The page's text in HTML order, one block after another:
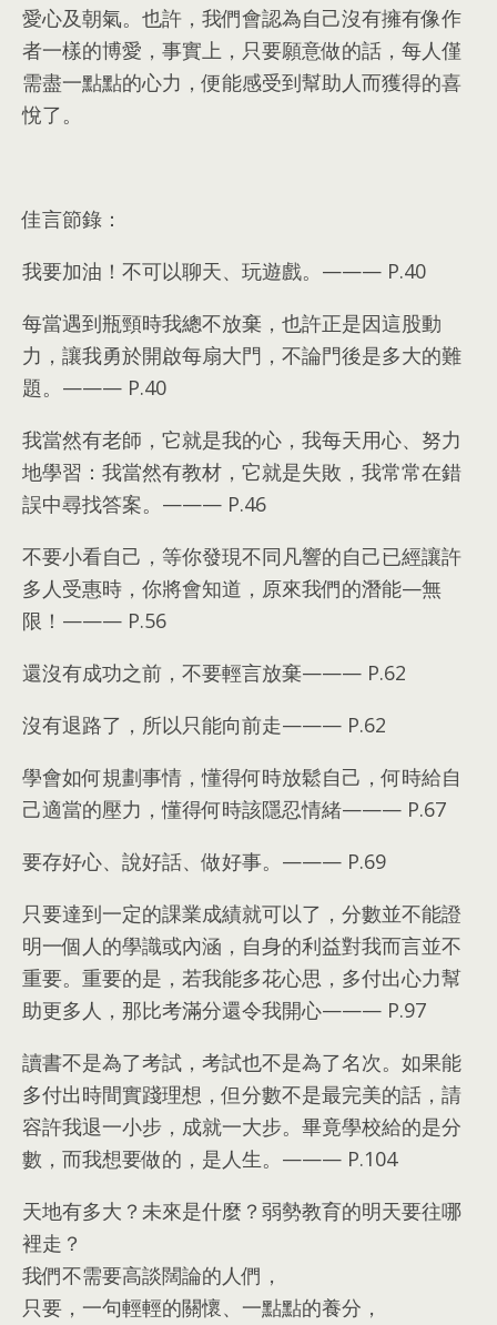
愛心及朝氣。 也許 ， 我們會認為自己沒有擁有像作
者一樣的博愛 ， 事實上 ， 只要願意做的話 ， 每人僅
需盡一點點的心力 ，便能感受到幫助人而獲得的喜
悅了。
佳言節錄 ：
我要加油！不可以聊天、 玩遊戲。——— P.40
每當遇到瓶頸時我總不放棄 ， 也許正是因這股動
力 ， 讓我勇於開啟每扇大門 ， 不論門後是多大的難
題。——— P.40
我當然有老師 ， 它就是我的心 ， 我每天用心、 努力
地學習 ： 我當然有教材 ， 它就是失敗 ， 我常常在錯
誤中尋找答案。——— P.46
不要小看自己 ， 等你發現不同凡響的自己已經讓許
多人受惠時 ， 你將會知道 ， 原來我們的潛能—無
限！ ——— P.56
還沒有成功之前 ， 不要輕言放棄——— P.62
沒有退路了 ， 所以只能向前走——— P.62
學會如何規劃事情 ，懂得何時放鬆自己 ，何時給自
己適當的壓力 ，懂得何時該隱忍情緒——— P.67
要存好心、 說好話、做好事。——— P.69
只要達到一定的課業成績就可以了 ， 分數並不能證
明一個人的學識或內涵 ， 自身的利益對我而言並不
重要。 重要的是 ， 若我能多花心思 ， 多付出心力幫
助更多人 ， 那比考滿分還令我開心——— P.97
讀書不是為了考試 ， 考試也不是為了名次。 如果能
多付出時間實踐理想 ，但分數不是最完美的話 ， 請
容許我退一小步 ， 成就一大步。 畢竟學校給的是分
數 ， 而我想要做的 ， 是人生。——— P.104
天地有多大？未來是什麼？弱勢教育的明天要往哪
裡走？
我們不需要高談闊論的人們 ，
只要 ， 一句輕輕的關懷、 一點點的養分 ，